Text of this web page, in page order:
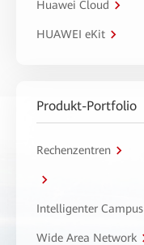
Huawei Cloud
HUAWEI eKit
Produkt-Portfolio
Rechenzentren
Intelligenter Campus
Wide Area Network